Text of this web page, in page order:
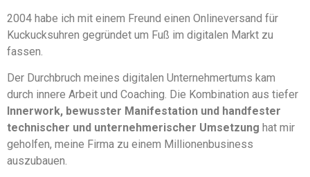
2004 habe ich mit einem Freund einen Onlineversand für
Kuckucksuhren gegründet um Fuß im digitalen Markt zu
fassen.
Der Durchbruch meines digitalen Unternehmertums kam
durch innere Arbeit und Coaching. Die Kombination aus tiefer
Innerwork, bewusster Manifestation und handfester
technischer und unternehmerischer Umsetzung hat mir
geholfen, meine Firma zu einem Millionenbusiness
auszubauen.